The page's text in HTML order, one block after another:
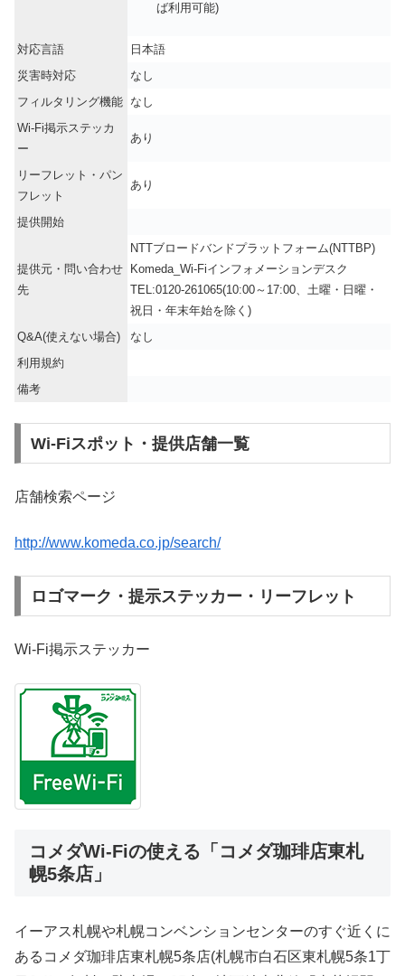
ば利用可能)
対応言語
日本語
災害時対応
なし
フィルタリング機能 なし
Wi-Fi掲示ステッカ
ー
あり
リーフレット・パン
フレット
あり
提供開始
提供元・問い合わせ
先
NTTブロードバンドプラットフォーム(NTTBP)
Komeda_Wi-Fiインフォメーションデスク
TEL:0120-261065(10:00～17:00、土曜・日曜・
祝日・年末年始を除く)
Q&A(使えない場合)
なし
利用規約
備考
Wi-Fiスポット・提供店舗一覧
店舗検索ページ
http://www.komeda.co.jp/search/
ロゴマーク・提示ステッカー・リーフレット
Wi-Fi掲示ステッカー
コメダWi-Fiの使える「コメダ珈琲店東札
幌5条店」
イーアス札幌や札幌コンベンションセンターのすぐ近くに
あるコメダ珈琲店東札幌5条店(札幌市白石区東札幌5条1丁